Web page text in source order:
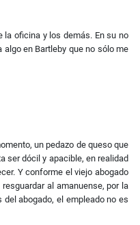
la oficina y los demás. En su no
algo en Bartleby que no sólo me
un pedazo de queso que
ser dócil y apacible, en realidad
Y conforme el viejo abogado
al amanuense, por la
abogado, el empleado no es